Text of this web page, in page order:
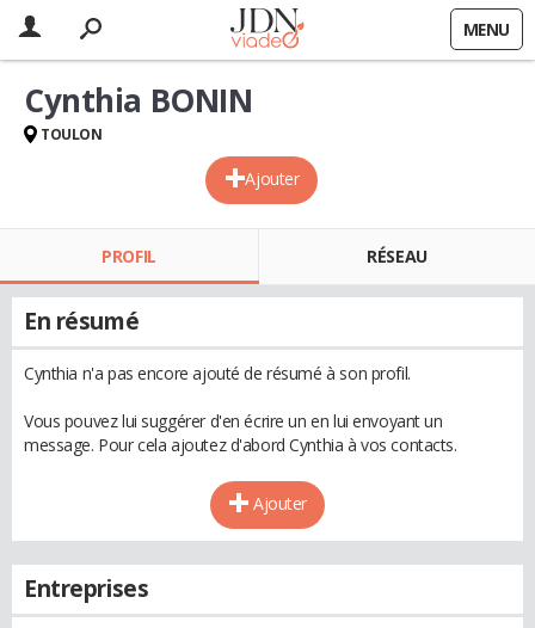
MENU
Ajouter
Cynthia BONIN
TOULON
PROFIL RÉSEAU
En résumé
Cynthia n'a pas encore ajouté de résumé à son profil.
Vous pouvez lui suggérer d'en écrire un en lui envoyant un
message. Pour cela ajoutez d'abord Cynthia à vos contacts.
Ajouter
Entreprises